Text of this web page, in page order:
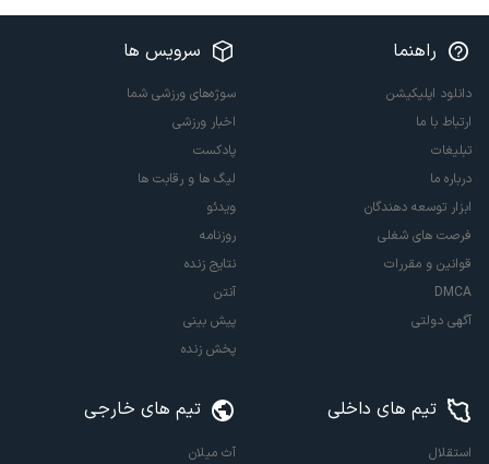
راهنما
دانلود اپلیکیشن
ارتباط با ما
تبلیغات
درباره ما
ابزار توسعه دهندگان
فرصت های شغلی
قوانین و مقررات
DMCA
آگهی دولتی
سرویس ها
سوژه‌های ورزشی شما
اخبار ورزشی
پادکست
لیگ ها و رقابت ها
ویدئو
روزنامه
نتایج زنده
آنتن
پیش بینی
پخش زنده
تیم های داخلی
استقلال
تیم های خارجی
آث میلان